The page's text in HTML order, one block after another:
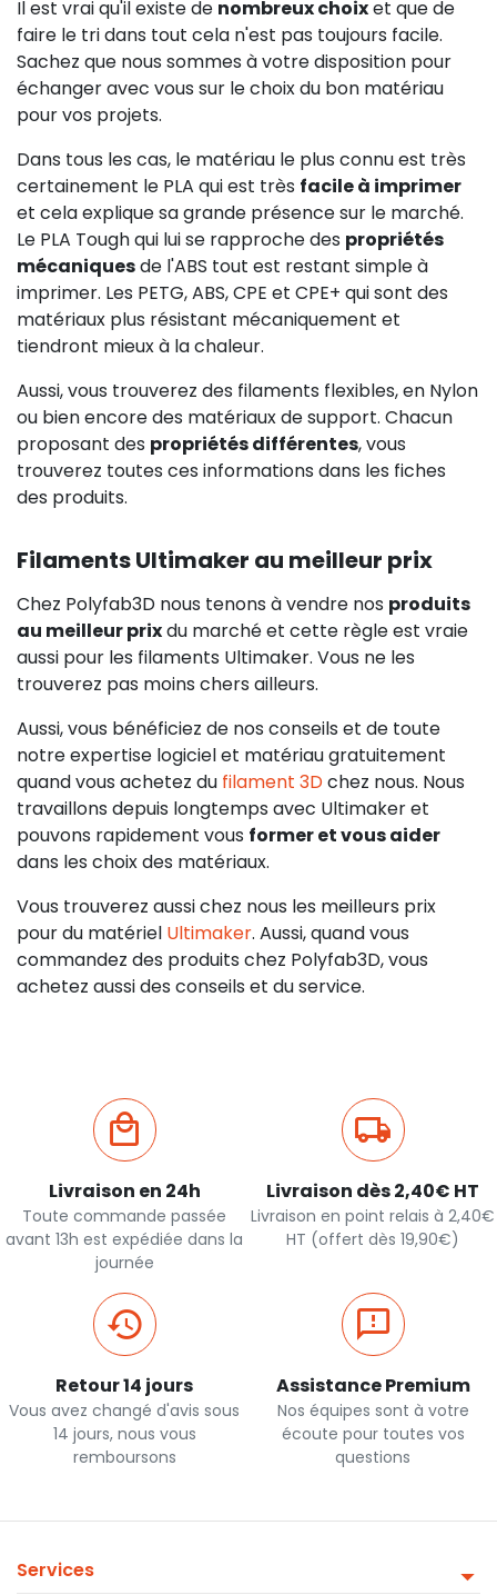
Il est vrai qu'il existe de nombreux choixet que de
faire le tri dans tout cela n'est pas toujours facile.
Sachez que nous sommes à votre disposition pour
échanger avec vous sur le choix du bon matériau
pour vos projets.
Dans tous les cas, le matériau le plus connu est très
certainement le PLA qui est très facile à imprimer
et cela explique sa grande présence sur le marché.
Le PLA Tough qui lui se rapproche des propriétés
mécaniquesde l'ABS tout est restant simple à
imprimer. Les PETG, ABS, CPE et CPE+ qui sont des
matériaux plus résistant mécaniquement et
tiendront mieux à la chaleur.
Aussi, vous trouverez des filaments flexibles, en Nylon
ou bien encore des matériaux de support. Chacun
proposant des propriétés différentes, vous
trouverez toutes ces informations dans les fiches
des produits.
Filaments Ultimaker au meilleur prix
Chez Polyfab3D nous tenons à vendre nos produits
au meilleur prixdu marché et cette règle est vraie
aussi pour les filaments Ultimaker. Vous ne les
trouverez pas moins chers ailleurs.
Aussi, vous bénéficiez de nos conseils et de toute
notre expertise logiciel et matériau gratuitement
quand vous achetez du filament 3Dchez nous. Nous
travaillons depuis longtemps avec Ultimaker et
pouvons rapidement vous former et vous aider
dans les choix des matériaux.
Vous trouverez aussi chez nous les meilleurs prix
pour du matériel Ultimaker. Aussi, quand vous
commandez des produits chez Polyfab3D, vous
achetez aussi des conseils et du service.
Livraison en 24h
Toute commande passée
avant 13h est expédiée dans la
journée
Livraison dès 2,40€ HT
Livraison en point relais à 2,40€
HT (offert dès 19,90€)
Retour 14 jours
Vous avez changé d'avis sous
14 jours, nous vous
remboursons
Assistance Premium
Nos équipes sont à votre
écoute pour toutes vos
questions
Services